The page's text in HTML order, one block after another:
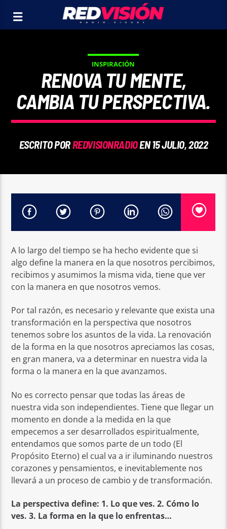
INSPIRACIÓN
RENOVA TU MENTE,
CAMBIA TU PERSPECTIVA.
ESCRITO PORREDVISIONRADIOEN 15 JULIO, 2022
A lo largo del tiempo se ha hecho evidente que si
algo define la manera en la que nosotros percibimos,
recibimos y asumimos la misma vida, tiene que ver
con la manera en que nosotros vemos.
Por tal razón, es necesario y relevante que exista una
transformación en la perspectiva que nosotros
tenemos sobre los asuntos de la vida. La renovación
de la forma en la que nosotros apreciamos las cosas,
en gran manera, va a determinar en nuestra vida la
forma o la manera en la que avanzamos.
No es correcto pensar que todas las áreas de
nuestra vida son independientes. Tiene que llegar un
momento en donde a la medida en la que
empecemos a ser desarrollados espiritualmente,
entendamos que somos parte de un todo (El
Propósito Eterno) el cual va a ir iluminando nuestros
corazones y pensamientos, e inevitablemente nos
llevará a un proceso de cambio y de transformación.
La perspectiva define: 1. Lo que ves. 2. Cómo lo
ves. 3. La forma en la que lo enfrentas…